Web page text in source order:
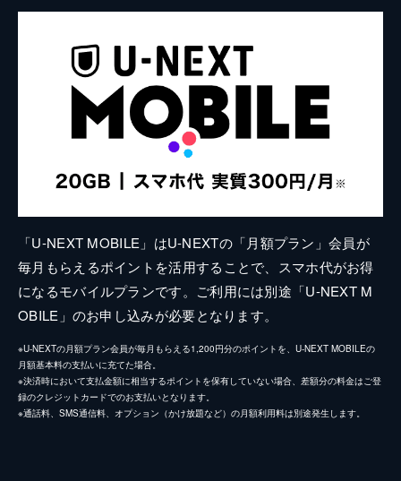
「U-NEXT MOBILE」はU-NEXTの「月額プラン」会員が
毎月もらえるポイントを活用することで、スマホ代がお得
になるモバイルプランです。ご利用には別途「U-NEXT M
OBILE」のお申し込みが必要となります。
※U-NEXTの月額プラン会員が毎月もらえる1,200円分のポイントを、U-NEXT MOBILEの
月額基本料の支払いに充てた場合。
※決済時において支払金額に相当するポイントを保有していない場合、差額分の料金はご登
録のクレジットカードでのお支払いとなります。
※通話料、SMS通信料、オプション（かけ放題など）の月額利用料は別途発生します。